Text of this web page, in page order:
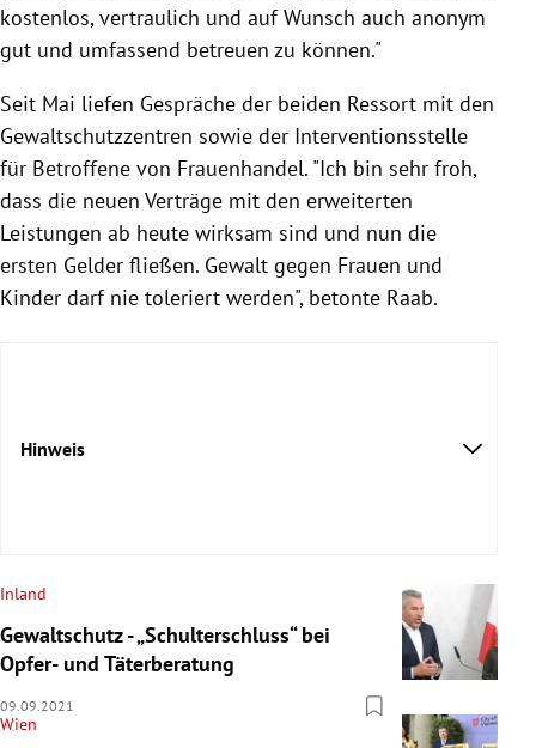
kostenlos, vertraulich und auf Wunsch auch anonym
gut und umfassend betreuen zu können."
Seit Mai liefen Gespräche der beiden Ressort mit den
Gewaltschutzzentren sowie der Interventionsstelle
für Betroffene von Frauenhandel. "Ich bin sehr froh,
dass die neuen Verträge mit den erweiterten
Leistungen ab heute wirksam sind und nun die
ersten Gelder fließen. Gewalt gegen Frauen und
Kinder darf nie toleriert werden", betonte Raab.
Hinweis
Inland
Gewaltschutz - „Schulterschluss“ bei
Opfer- und Täterberatung
09.09.2021
Wien